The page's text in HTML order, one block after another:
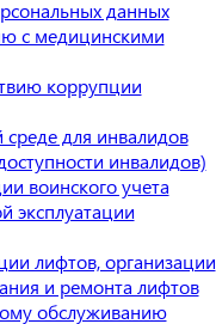
данных
с медицинскими
коррупции
для инвалидов
инвалидов)
воинского учета
эксплуатации
лифтов, организации
и ремонта лифтов
обслуживанию